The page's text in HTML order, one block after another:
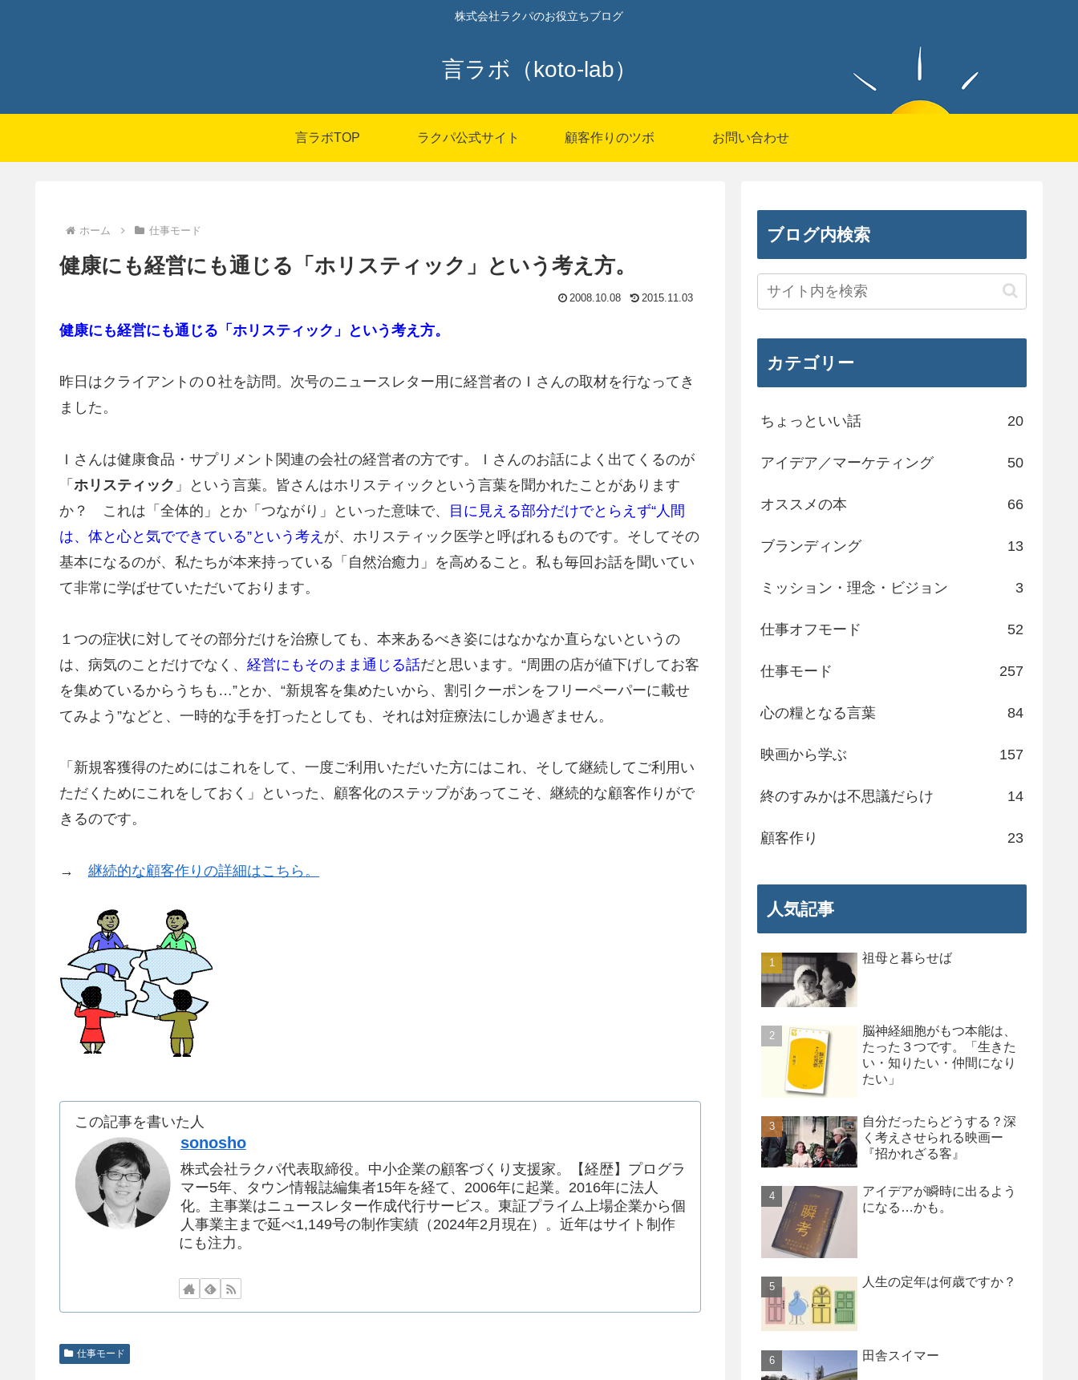
株式会社ラクパのお役立ちブログ
言ラボ（koto-lab）
言ラボTOP ラクパ公式サイト 顧客作りのツボ お問い合わせ
ホーム 仕事モード
健康にも経営にも通じる「ホリスティック」という考え方。
2008.10.08 2015.11.03
健康にも経営にも通じる「ホリスティック」という考え方。
昨日はクライアントのＯ社を訪問。次号のニュースレター用に経営者のＩさんの取材を行なってき
ました。
Ｉさんは健康食品・サプリメント関連の会社の経営者の方です。Ｉさんのお話によく出てくるのが
「 ホリスティック 」という言葉。皆さんはホリスティックという言葉を聞かれたことがあります
か？ これは「全体的」とか「つながり」といった意味で、 目に見える部分だけでとらえず“人間
は、体と心と気でできている”という考え が、ホリスティック医学と呼ばれるものです。そしてその
基本になるのが、私たちが本来持っている「自然治癒力」を高めること。私も毎回お話を聞いてい
て非常に学ばせていただいております。
１つの症状に対してその部分だけを治療しても、本来あるべき姿にはなかなか直らないというの
は、病気のことだけでなく、 経営にもそのまま通じる話だと思います。“周囲の店が値下げしてお客
を集めているからうちも…”とか、“新規客を集めたいから、割引クーポンをフリーペーパーに載せ
てみよう”などと、一時的な手を打ったとしても、それは対症療法にしか過ぎません。
「新規客獲得のためにはこれをして、一度ご利用いただいた方にはこれ、そして継続してご利用い
ただくためにこれをしておく」といった、顧客化のステップがあってこそ、継続的な顧客作りがで
きるのです。
→ 継続的な顧客作りの詳細はこちら。
この記事を書いた人
sonosho
株式会社ラクパ代表取締役。中小企業の顧客づくり支援家。【経歴】プログラ
マー5年、タウン情報誌編集者15年を経て、2006年に起業。2016年に法人
化。主事業はニュースレター作成代行サービス。東証プライム上場企業から個
人事業主まで延べ1,149号の制作実績（2024年2月現在）。近年はサイト制作
にも注力。
仕事モード
ブログ内検索
カテゴリー
ちょっといい話 20
アイデア／マーケティング 50
オススメの本 66
ブランディング 13
ミッション・理念・ビジョン 3
仕事オフモード 52
仕事モード 257
心の糧となる言葉 84
映画から学ぶ 157
終のすみかは不思議だらけ 14
顧客作り 23
人気記事
祖母と暮らせば
脳神経細胞がもつ本能は、
たった３つです。「生きた
い・知りたい・仲間になり
たい」
自分だったらどうする？深
く考えさせられる映画ー
『招かれざる客』
アイデアが瞬時に出るよう
になる…かも。
人生の定年は何歳ですか？
田舎スイマー